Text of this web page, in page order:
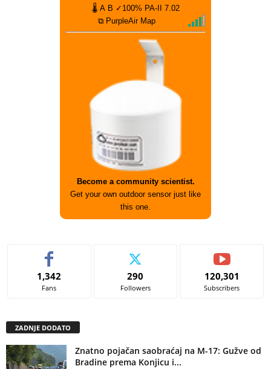
🌡 A B ✓100% PA-II
7.02
⧉ PurpleAir Map
Become a community scientist.
Get your own outdoor sensor just like
this one.
1,342
Fans
290
Followers
120,301
Subscribers
ZADNJE DODATO
Znatno pojačan saobraćaj na M-17: Gužve od
Bradine prema Konjicu i...